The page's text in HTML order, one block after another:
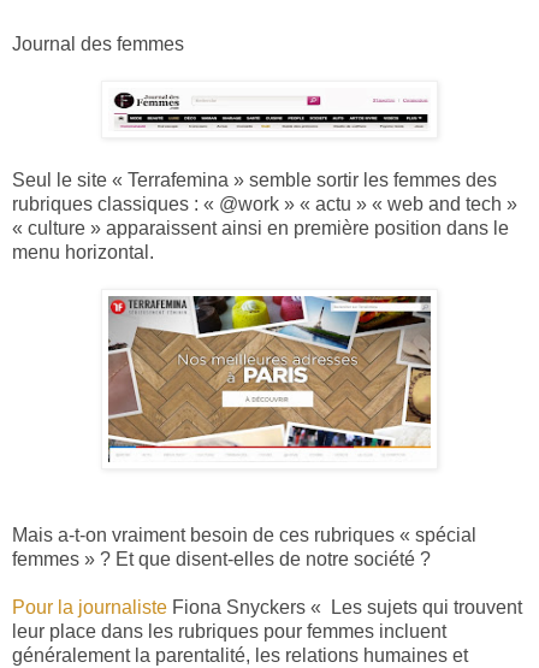
Journal des femmes
Seul le site « Terrafemina » semble sortir les femmes des
rubriques classiques : « @work » « actu » « web and tech »
« culture » apparaissent ainsi en première position dans le
menu horizontal.
Mais a-t-on vraiment besoin de ces rubriques « spécial
femmes » ? Et que disent-elles de notre société ?
Pour la journaliste Fiona Snyckers « Les sujets qui trouvent
leur place dans les rubriques pour femmes incluent
généralement la parentalité, les relations humaines et